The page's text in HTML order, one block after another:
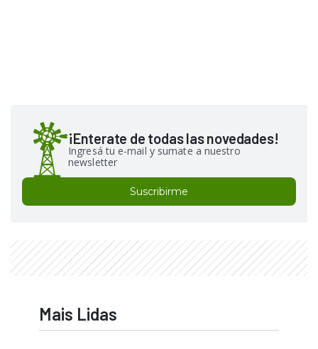
¡Enterate de todas las novedades!
Ingresá tu e-mail y sumate a nuestro
newsletter
Suscribirme
Mais Lidas